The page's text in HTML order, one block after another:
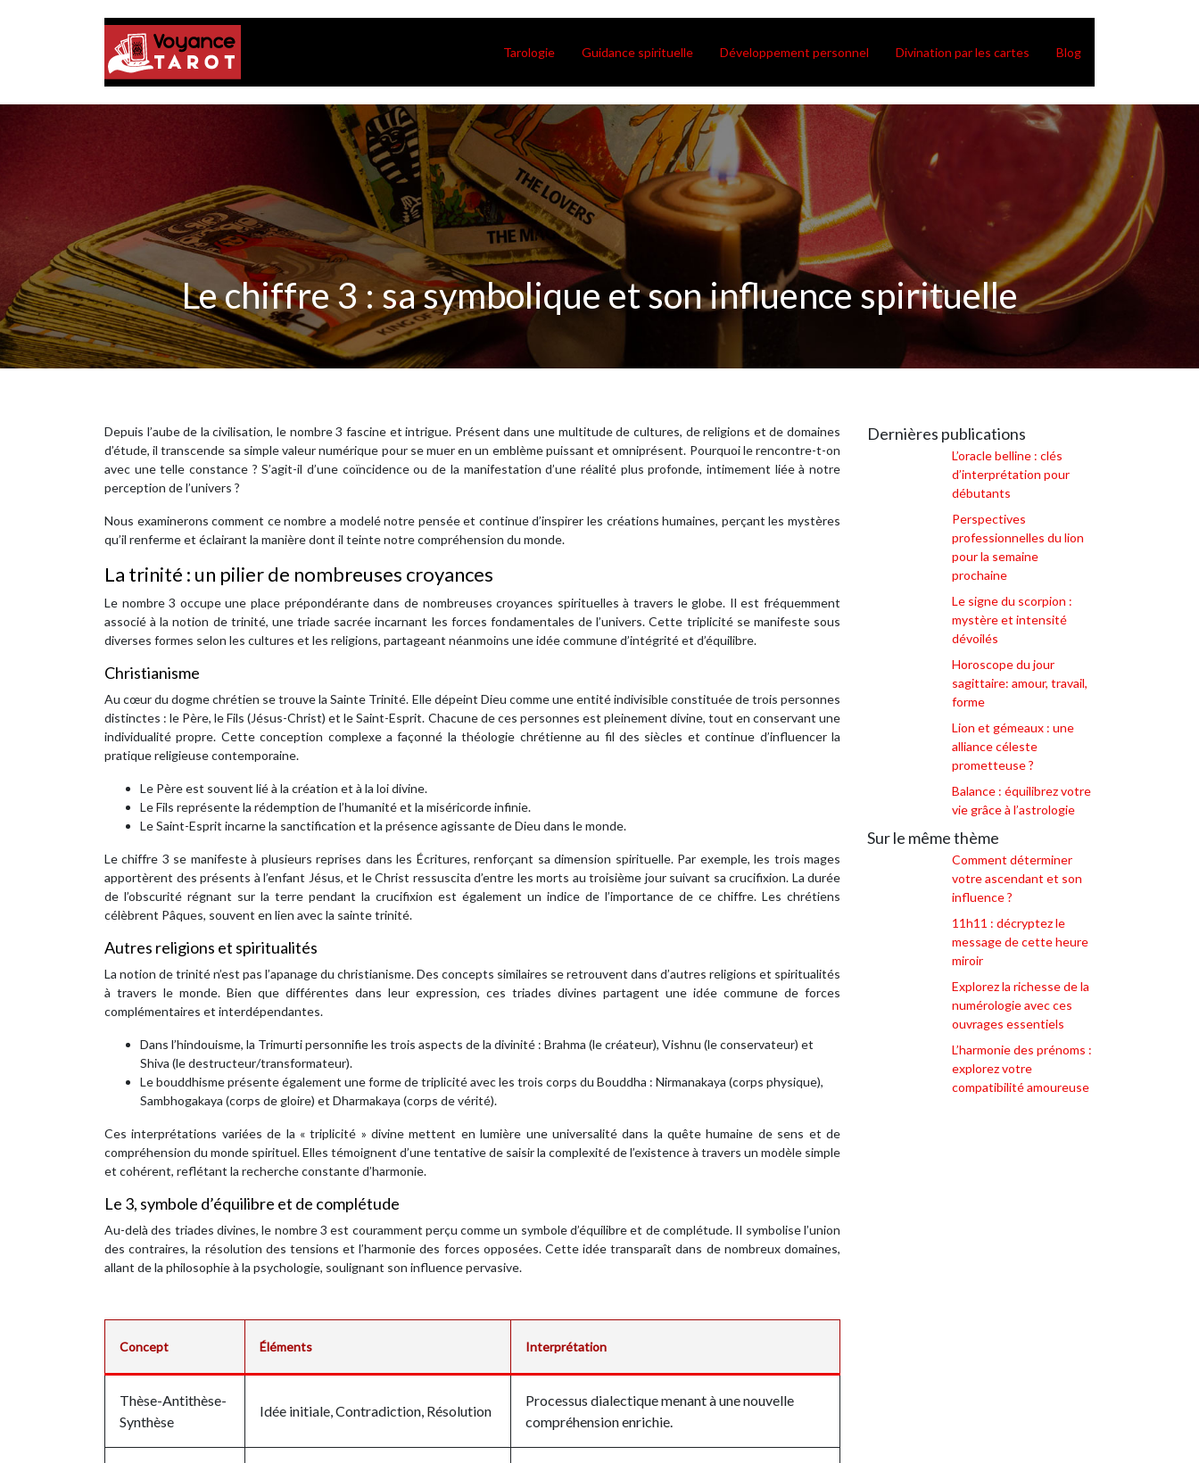
Tarologie Guidance spirituelle Développement personnel Divination par les cartes Blog
Le chiffre 3 : sa symbolique et son influence spirituelle
Depuis l’aube de la civilisation, le nombre 3 fascine et intrigue. Présent dans une multitude de cultures, de religions et de domaines
d’étude, il transcende sa simple valeur numérique pour se muer en un emblème puissant et omniprésent. Pourquoi le rencontre-t-on
avec une telle constance ? S’agit-il d’une coïncidence ou de la manifestation d’une réalité plus profonde, intimement liée à notre
perception de l’univers ?
Nous examinerons comment ce nombre a modelé notre pensée et continue d’inspirer les créations humaines, perçant les mystères
qu’il renferme et éclairant la manière dont il teinte notre compréhension du monde.
La trinité : un pilier de nombreuses croyances
Le nombre 3 occupe une place prépondérante dans de nombreuses croyances spirituelles à travers le globe. Il est fréquemment
associé à la notion de trinité, une triade sacrée incarnant les forces fondamentales de l’univers. Cette triplicité se manifeste sous
diverses formes selon les cultures et les religions, partageant néanmoins une idée commune d’intégrité et d’équilibre.
Christianisme
Au cœur du dogme chrétien se trouve la Sainte Trinité. Elle dépeint Dieu comme une entité indivisible constituée de trois personnes
distinctes : le Père, le Fils (Jésus-Christ) et le Saint-Esprit. Chacune de ces personnes est pleinement divine, tout en conservant une
individualité propre. Cette conception complexe a façonné la théologie chrétienne au fil des siècles et continue d’influencer la
pratique religieuse contemporaine.
Le Père est souvent lié à la création et à la loi divine.
Le Fils représente la rédemption de l’humanité et la miséricorde infinie.
Le Saint-Esprit incarne la sanctification et la présence agissante de Dieu dans le monde.
Le chiffre 3 se manifeste à plusieurs reprises dans les Écritures, renforçant sa dimension spirituelle. Par exemple, les trois mages
apportèrent des présents à l’enfant Jésus, et le Christ ressuscita d’entre les morts au troisième jour suivant sa crucifixion. La durée
de l’obscurité régnant sur la terre pendant la crucifixion est également un indice de l’importance de ce chiffre. Les chrétiens
célèbrent Pâques, souvent en lien avec la sainte trinité.
Autres religions et spiritualités
La notion de trinité n’est pas l’apanage du christianisme. Des concepts similaires se retrouvent dans d’autres religions et spiritualités
à travers le monde. Bien que différentes dans leur expression, ces triades divines partagent une idée commune de forces
complémentaires et interdépendantes.
Dans l’hindouisme, la Trimurti personnifie les trois aspects de la divinité : Brahma (le créateur), Vishnu (le conservateur) et
Shiva (le destructeur/transformateur).
Le bouddhisme présente également une forme de triplicité avec les trois corps du Bouddha : Nirmanakaya (corps physique),
Sambhogakaya (corps de gloire) et Dharmakaya (corps de vérité).
Ces interprétations variées de la « triplicité » divine mettent en lumière une universalité dans la quête humaine de sens et de
compréhension du monde spirituel. Elles témoignent d’une tentative de saisir la complexité de l’existence à travers un modèle simple
et cohérent, reflétant la recherche constante d’harmonie.
Le 3, symbole d’équilibre et de complétude
Au-delà des triades divines, le nombre 3 est couramment perçu comme un symbole d’équilibre et de complétude. Il symbolise l’union
des contraires, la résolution des tensions et l’harmonie des forces opposées. Cette idée transparaît dans de nombreux domaines,
allant de la philosophie à la psychologie, soulignant son influence pervasive.
Concept Éléments Interprétation
Thèse-Antithèse-
Synthèse
Idée initiale, Contradiction, Résolution
Processus dialectique menant à une nouvelle
compréhension enrichie.
Dernières publications
L’oracle belline : clés
d’interprétation pour
débutants
Perspectives
professionnelles du lion
pour la semaine
prochaine
Le signe du scorpion :
mystère et intensité
dévoilés
Horoscope du jour
sagittaire: amour, travail,
forme
Lion et gémeaux : une
alliance céleste
prometteuse ?
Balance : équilibrez votre
vie grâce à l’astrologie
Sur le même thème
Comment déterminer
votre ascendant et son
influence ?
11h11 : décryptez le
message de cette heure
miroir
Explorez la richesse de la
numérologie avec ces
ouvrages essentiels
L’harmonie des prénoms :
explorez votre
compatibilité amoureuse